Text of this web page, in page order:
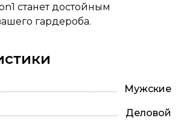
станет достойным
гардероба.
Мужские
Деловой